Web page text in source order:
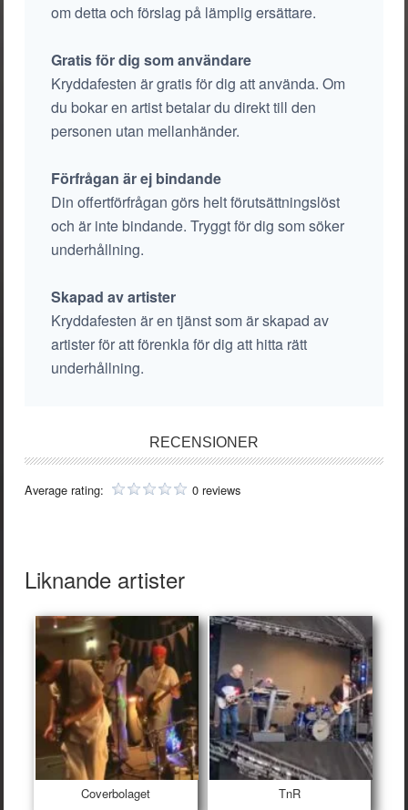
om detta och förslag på lämplig ersättare.
Gratis för dig som användare
Kryddafesten är gratis för dig att använda. Om
du bokar en artist betalar du direkt till den
personen utan mellanhänder.
Förfrågan är ej bindande
Din offertförfrågan görs helt förutsättningslöst
och är inte bindande. Tryggt för dig som söker
underhållning.
Skapad av artister
Kryddafesten är en tjänst som är skapad av
artister för att förenkla för dig att hitta rätt
underhållning.
RECENSIONER
Average rating: 0 reviews
Liknande artister
Coverbolaget TnR